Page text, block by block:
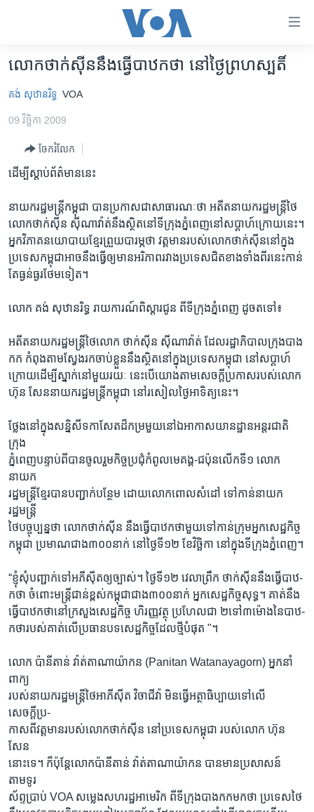
គេហទំព័រ​
រំលង​
និង​
ទំព័រ​
ព័ត៌មាន​​
និង​
ចូល​
សម្ព័ន្ធ​
ចូល​
កាន់​
ទំព័រ​
ស្វែង​
រក
កម្ពុជា
អន្តរជាតិ
អាមេរិក
ចិន
ហេឡូវីអូអេ
កម្ពុជាច្នៃប្រតិដ្ឋ
ព្រឹត្តិការណ៍ព័ត៌មាន
ទូរទស្សន៍ / វីដេអូ​
វិទ្យុ / ផតខាសថ៍
កម្មវិធីទាំងអស់
Khmer English
បណ្តាញ​សង្គម
ភាសា
លោកថាក់ស៊ីននឹងធ្វើបាឋកថា នៅថ្ងៃព្រហស្បតិ៍
គង់ សុឋានរិទ្ធ VOA
09 វិច្ឆិកា 2009
ចែករំលែក
ដើម្បីស្តាប់ព័ត៌មាននេះ
នាយករដ្ឋមន្ដ្រីកម្ពុជា បានប្រកាសជាសាធារណៈថា អតីតនាយករដ្ឋមន្ដ្រីថៃ
លោកថាក់ស៊ីន ស៊ីណាវ៉ាត់នឹងស្ថិតនៅទីក្រុងភ្នំពេញនៅសប្ដាហ៍ក្រោយនេះ។
អ្នកវិភាគនយោបាយខ្មែរព្រួយបារម្ភថា វត្តមានរបស់លោកថាក់ស៊ីននៅក្នុង
ប្រទេសកម្ពុជាអាចនឹងធ្វើឲ្យមានអរិភាពរវាងប្រទេសជិតខាងទាំងពីរនេះកាន់
តែធ្ងន់ធ្ងរថែមទៀត។
លោក គង់ សុឋានរិទ្ធ រាយការណ៍ពិស្ដារជូន ពីទីក្រុងភ្នំពេញ ដូចតទៅ៖
អតីតនាយករដ្ឋមន្រ្ដីថៃលោក ថាក់ស៊ីន ស៊ីណាវ៉ាត់ ដែលរដ្ឋាភិបាលក្រុងបាង
កក កំពុងតាមស្វែងរកចាប់ខ្លួននឹងស្ថិតនៅក្នុងប្រទេសកម្ពុជា នៅសប្ដាហ៍
ក្រោយដើម្បីស្នាក់នៅមួយរយៈ នេះបើយោងតាមសេចក្ដីប្រកាសរបស់លោក
ហ៊ុន សែននាយករដ្ឋមន្ដ្រីកម្ពុជា នៅរសៀលថ្ងៃអាទិត្យនេះ។
ថ្លែងនៅក្នុងសន្និសីទកាសែតដ៏កម្រមួយនៅឯអាកាសយានដ្ឋានអន្ដរជាតិ
ក្រុង
ភ្នំពេញបន្ទាប់ពីបានចូលរួមកិច្ចប្រជុំកំពូលមេគង្គ-ជប៉ុនលើកទី១ លោក
នាយក
រដ្ឋមន្ដ្រីខ្មែរបានបញ្ជាក់បន្ថែម ដោយលោកពោលសំដៅ ទៅកាន់នាយក
រដ្ឋមន្ដ្រី
ថៃបច្ចុប្បន្នថា លោកថាក់ស៊ីន នឹងធ្វើបាឋកថាមួយទៅកាន់ក្រុមអ្នកសេដ្ឋកិច្ច
កម្ពុជា ប្រមាណជាង៣០០នាក់ នៅថ្ងៃទី១២ ខែវិច្ឆិកា នៅក្នុងទីក្រុងភ្នំពេញ។
“ខ្ញុំសុំបញ្ជាក់ទៅអភីស៊ីតឲ្យច្បាស់។ ថ្ងៃទី១២ វេលាព្រឹក ថាក់ស៊ីននឹងធ្វើបាឋ-
កថា ចំពោះមន្ដ្រីជាន់ខ្ពស់កម្ពុជាជាង៣០០នាក់ អ្នកសេដ្ឋកិច្ចសុទ្ធ។ គាត់នឹង
ធ្វើបាឋកថានៅក្រសួងសេដ្ឋកិច្ច ហិរញ្ញវត្ថុ ប្រហែលជា ២ទៅ៣ម៉ោងនៃបាឋ-
កថារបស់គាត់លើប្រធានបទសេដ្ឋកិច្ចដែលថ្មីបំផុត "។
លោក ប៉ានីតាន់ វ៉ាត់តាណាយ៉ាកន (Panitan Watanayagorn) អ្នកនាំ
ពាក្យ
របស់នាយករដ្ឋមន្ដ្រីថៃអាភីស៊ីត វិចាជីវ៉ា មិនធ្វើអត្ថាធិប្បាយទៅលើ
សេចក្ដីប្រ-
កាសពីវត្តមានរបស់លោកថាក់ស៊ីន នៅប្រទេសកម្ពុជា របស់លោក ហ៊ុន
សែន
នោះទេ។ ក៏ប៉ុន្ដែលោកប៉ានីតាន់ វ៉ាត់តាណាយ៉ាកន បានមានប្រសាសន៍
តាមទូរ
ស័ព្ទប្រាប់ VOA សម្លេងសហរដ្ឋអាមេរិក ពីទីក្រុងបាងកកមកថា ប្រទេសថៃ